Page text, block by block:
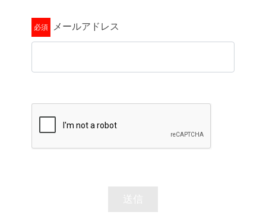
メールアドレス